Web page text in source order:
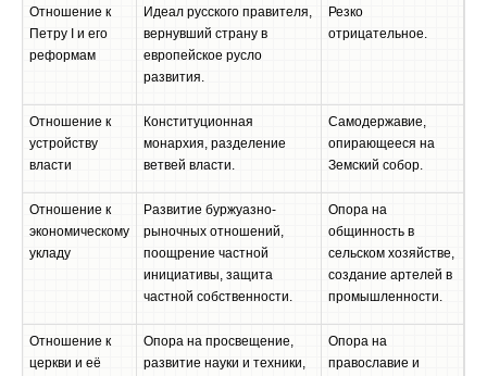
Отношение к
Петру I и его
реформам
Идеал русского правителя,
вернувший страну в
европейское русло
развития.
Резко
отрицательное.
Отношение к
устройству
власти
Конституционная
монархия, разделение
ветвей власти.
Самодержавие,
опирающееся на
Земский собор.
Отношение к
экономическому
укладу
Развитие буржуазно-
рыночных отношений,
поощрение частной
инициативы, защита
частной собственности.
Опора на
общинность в
сельском хозяйстве,
создание артелей в
промышленности.
Отношение к
церкви и её
Опора на просвещение,
развитие науки и техники,
Опора на
православие и